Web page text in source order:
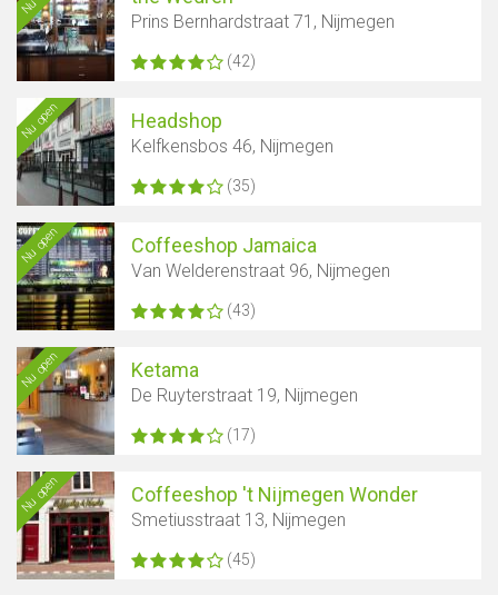
Toon kaart
Prins Bernhardstraat 71, Nijmegen
(42)
Nu open Headshop
Kelfkensbos 46, Nijmegen
(35)
Nu open Coffeeshop Jamaica
Van Welderenstraat 96, Nijmegen
(43)
Nu open Ketama
De Ruyterstraat 19, Nijmegen
(17)
Nu open Coffeeshop 't Nijmegen Wonder
Smetiusstraat 13, Nijmegen
(45)